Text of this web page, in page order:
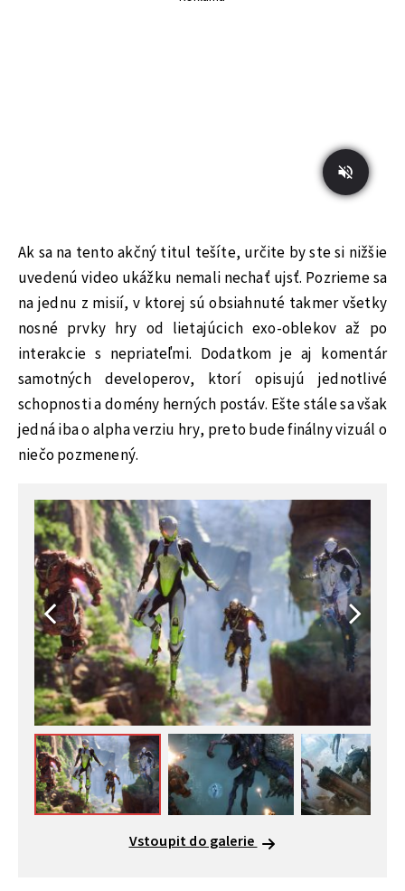
Ak sa na tento akčný titul tešíte, určite by ste si nižšie
uvedenú video ukážku nemali nechať ujsť. Pozrieme sa
na jednu z misií, v ktorej sú obsiahnuté takmer všetky
nosné prvky hry od lietajúcich exo-oblekov až po
interakcie s nepriateľmi. Dodatkom je aj komentár
samotných developerov, ktorí opisujú jednotlivé
schopnosti a domény herných postáv. Ešte stále sa však
jedná iba o alpha verziu hry, preto bude finálny vizuál o
niečo pozmenený.
Vstoupit do galerie